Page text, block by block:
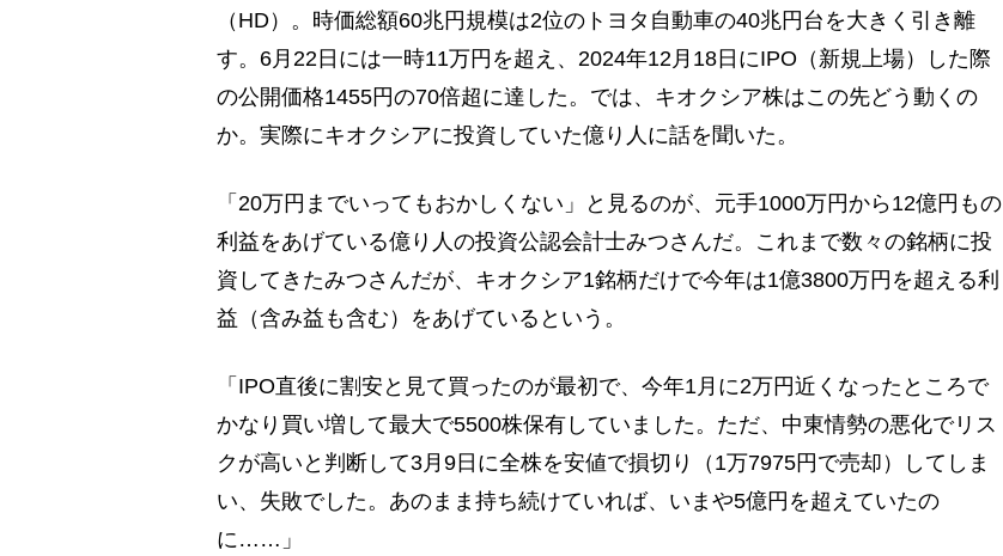
（HD）。時価総額60兆円規模は2位のトヨタ自動車の40兆円台を大きく引き離
す。6月22日には一時11万円を超え、2024年12月18日にIPO（新規上場）した際
の公開価格1455円の70倍超に達した。では、キオクシア株はこの先どう動くの
か。実際にキオクシアに投資していた億り人に話を聞いた。
「20万円までいってもおかしくない」と見るのが、元手1000万円から12億円もの
利益をあげている億り人の投資公認会計士みつさんだ。これまで数々の銘柄に投
資してきたみつさんだが、キオクシア1銘柄だけで今年は1億3800万円を超える利
益（含み益も含む）をあげているという。
「IPO直後に割安と見て買ったのが最初で、今年1月に2万円近くなったところで
かなり買い増して最大で5500株保有していました。ただ、中東情勢の悪化でリス
クが高いと判断して3月9日に全株を安値で損切り（1万7975円で売却）してしま
い、失敗でした。あのまま持ち続けていれば、いまや5億円を超えていたの
に……」